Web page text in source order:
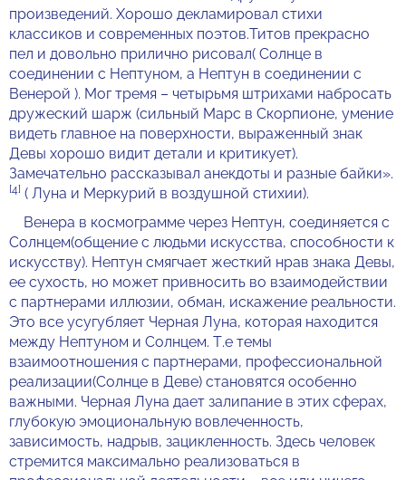
произведений. Хорошо декламировал стихи
классиков и современных поэтов.Титов прекрасно
пел и довольно прилично рисовал( Солнце в
соединении с Нептуном, а Нептун в соединении с
Венерой ). Мог тремя – четырьмя штрихами набросать
дружеский шарж (сильный Марс в Скорпионе, умение
видеть главное на поверхности, выраженный знак
Девы хорошо видит детали и критикует).
Замечательно рассказывал анекдоты и разные байки».
[4] ( Луна и Меркурий в воздушной стихии).
Венера в космограмме через Нептун, соединяется с
Солнцем(общение с людьми искусства, способности к
искусству). Нептун смягчает жесткий нрав знака Девы,
ее сухость, но может привносить во взаимодействии
с партнерами иллюзии, обман, искажение реальности.
Это все усугубляет Черная Луна, которая находится
между Нептуном и Солнцем. Т.е темы
взаимоотношения с партнерами, профессиональной
реализации(Солнце в Деве) становятся особенно
важными. Черная Луна дает залипание в этих сферах,
глубокую эмоциональную вовлеченность,
зависимость, надрыв, зацикленность. Здесь человек
стремится максимально реализоваться в